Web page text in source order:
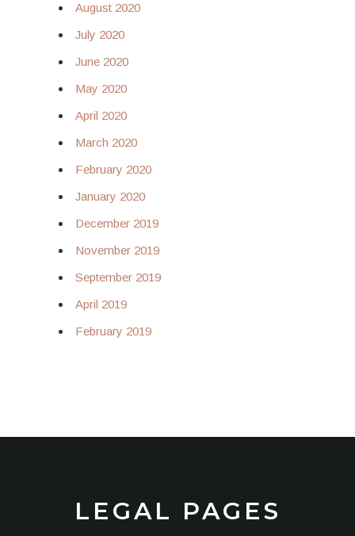
August 2020
July 2020
June 2020
May 2020
April 2020
March 2020
February 2020
January 2020
December 2019
November 2019
September 2019
April 2019
February 2019
LEGAL PAGES